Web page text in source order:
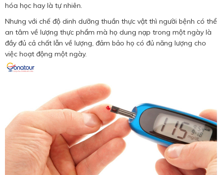
hóa học hay là tự nhiên.
Nhưng với chế độ dinh dưỡng thuần thực vật thì người bệnh có thể
an tâm về lượng thực phẩm mà họ dung nạp trong một ngày là
đầy đủ cả chất lẫn về lượng, đảm bảo họ có đủ năng lượng cho
việc hoạt động một ngày.